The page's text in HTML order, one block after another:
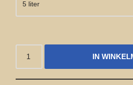
IN